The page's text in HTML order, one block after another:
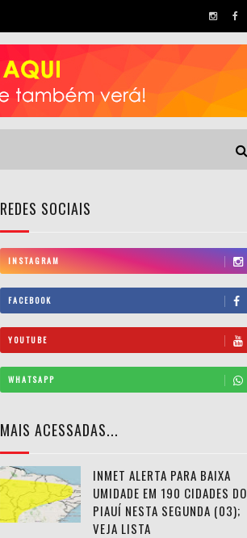
REDES SOCIAIS
INSTAGRAM
FACEBOOK
YOUTUBE
WHATSAPP
MAIS ACESSADAS...
INMET ALERTA PARA BAIXA
UMIDADE EM 190 CIDADES DO
PIAUÍ NESTA SEGUNDA (03);
VEJA LISTA